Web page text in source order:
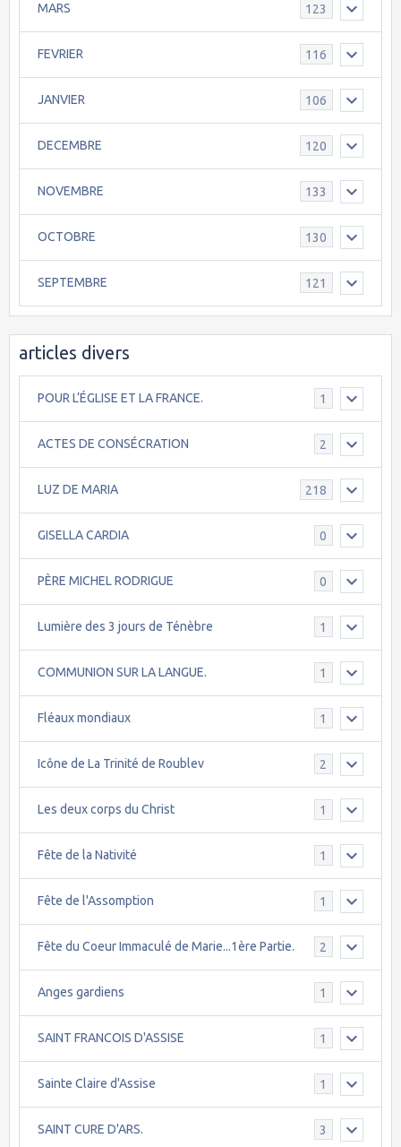
MARS 123
FEVRIER 116
JANVIER 106
DECEMBRE 120
NOVEMBRE 133
OCTOBRE 130
SEPTEMBRE 121
articles divers
POUR L’ÉGLISE ET LA FRANCE. 1
ACTES DE CONSÉCRATION 2
LUZ DE MARIA 218
GISELLA CARDIA 0
PÈRE MICHEL RODRIGUE 0
Lumière des 3 jours de Ténèbre 1
COMMUNION SUR LA LANGUE. 1
Fléaux mondiaux 1
Icône de La Trinité de Roublev 2
Les deux corps du Christ 1
Fête de la Nativité 1
Fête de l'Assomption 1
Fête du Coeur Immaculé de Marie...1ère Partie. 2
Anges gardiens 1
SAINT FRANCOIS D'ASSISE 1
Sainte Claire d'Assise 1
SAINT CURE D'ARS. 3